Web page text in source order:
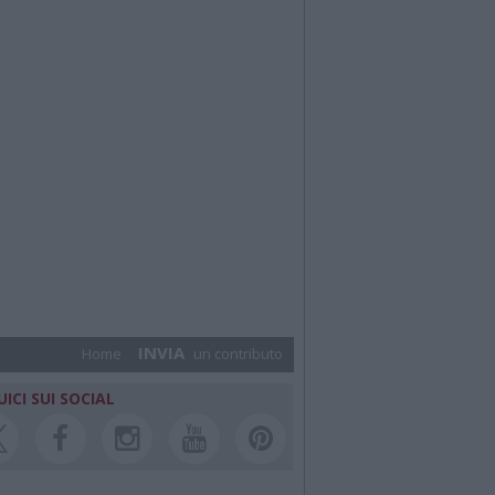
Home INVIA un contributo
SUI SOCIAL